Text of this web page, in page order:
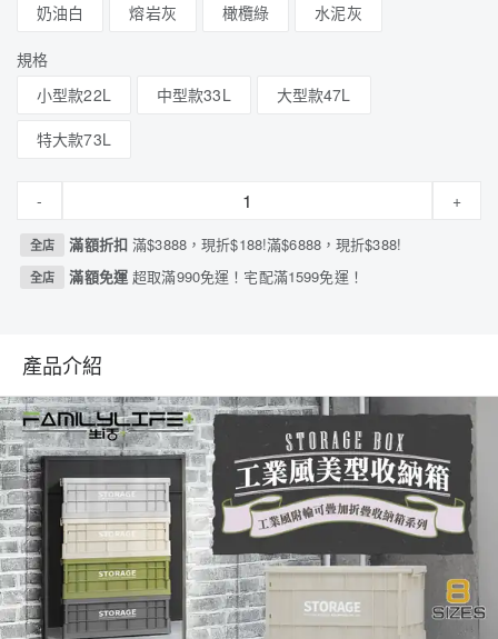
奶油白
熔岩灰 橄欖綠 水泥灰
規格
小型款22L
中型款33L
大型款47L
特大款73L
- +
全店 滿額折扣滿$3888，現折$188!滿$6888，現折$388!
全店 滿額免運超取滿990免運！宅配滿1599免運！
產品介紹